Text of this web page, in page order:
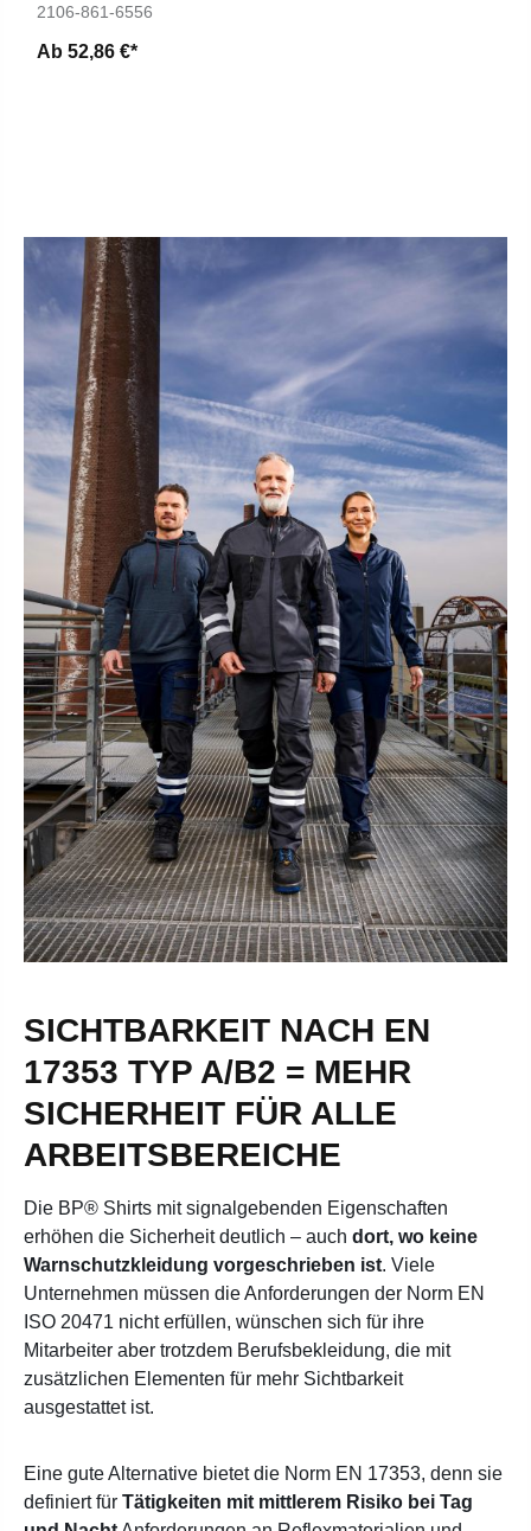
2106-861-6556
Ab 52,86 €*
SICHTBARKEIT NACH EN
17353 TYP A/B2 = MEHR
SICHERHEIT FÜR ALLE
ARBEITSBEREICHE
Die BP® Shirts mit signalgebenden Eigenschaften
erhöhen die Sicherheit deutlich – auch dort, wo keine
Warnschutzkleidung vorgeschrieben ist. Viele
Unternehmen müssen die Anforderungen der Norm EN
ISO 20471 nicht erfüllen, wünschen sich für ihre
Mitarbeiter aber trotzdem Berufsbekleidung, die mit
zusätzlichen Elementen für mehr Sichtbarkeit
ausgestattet ist.
Eine gute Alternative bietet die Norm EN 17353, denn sie
definiert für Tätigkeiten mit mittlerem Risiko bei Tag